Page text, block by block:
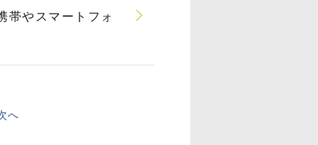
帯やスマートフォ
へ